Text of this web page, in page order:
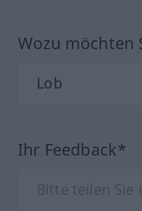
Wozu möchten
Ihr Feedback*